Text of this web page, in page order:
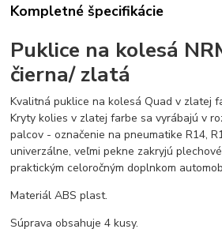
Kompletné špecifikácie
Puklice na kolesá
čierna/ zlatá
Kvalitná puklice na kolesá Quad v zlatej
Kryty kolies v zlatej farbe sa vyrábajú v
palcov - označenie na pneumatike R14,
univerzálne, veľmi pekne zakryjú
praktickým celoročným doplnkom
Materiál ABS plast.
Súprava obsahuje 4 kusy.